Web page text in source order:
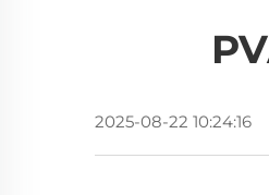
2025-08-22 10:24:16